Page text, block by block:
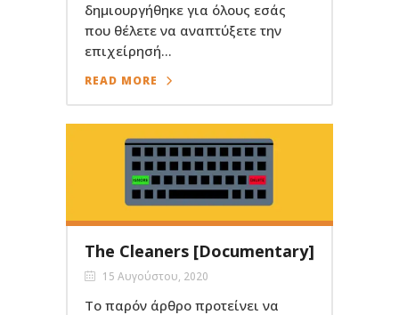
δημιουργήθηκε για όλους εσάς
που θέλετε να αναπτύξετε την
επιχείρησή...
READ MORE
The Cleaners [Documentary]
15 Αυγούστου, 2020
Το παρόν άρθρο προτείνει να